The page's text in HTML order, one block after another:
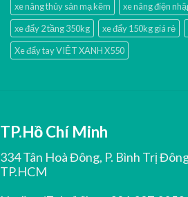
xe nâng thủy sản mạ kẽm
xe nâng điện
xe đẩy 2 tầng 350kg
xe đẩy 150kg giá rẻ
Xe đẩy tay VIỆT XANH X550
TP.Hồ Chí Minh
334 Tân Hoà Đông, P. Bình Trị
TP.HCM